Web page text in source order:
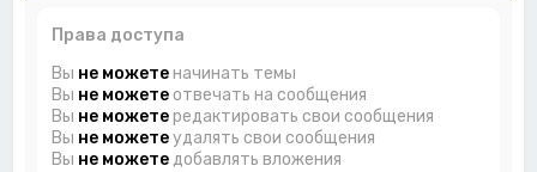
Права доступа
Вы не можетеначинать темы
Вы не можетеотвечать на сообщения
Вы не можетередактировать свои сообщения
Вы не можетеудалять свои сообщения
Вы не можетедобавлять вложения